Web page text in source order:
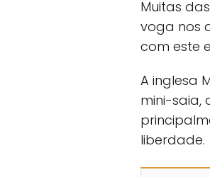
Muitas
voga nos
com este
A inglesa
mini-saia,
liberdade.